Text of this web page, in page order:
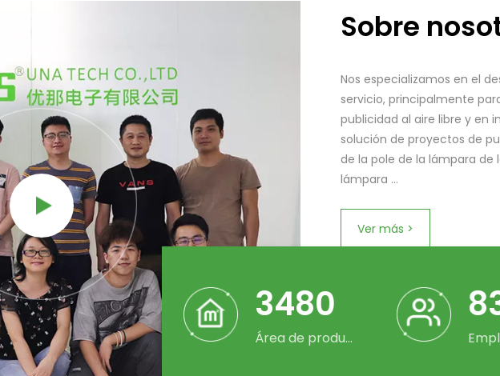
Sobre
Nos especializamos en el
servicio, principalmente
publicidad al aire libre y en
solución de proyectos de
de la pole de la lámpara
lámpara ...
Ver más >
5747
Área de producción